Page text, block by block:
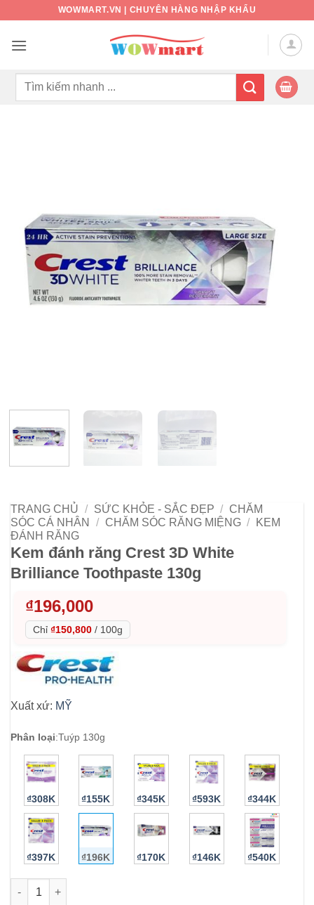
nội
WOWMART.VN | CHUYÊN HÀNG NHẬP KHẨU
Tìm
TRANG CHỦ / SỨC KHỎE - SẮC ĐẸP / CHĂM
SÓC CÁ NHÂN
/ CHĂM SÓC RĂNG MIỆNG /
KEM
ĐÁNH RĂNG
Kem đánh răng Crest 3D White
Brilliance Toothpaste 130g
₫196,000
Chỉ ₫150,800 / 100g
Xuất xứ: MỸ
Phân loại:Tuýp 130g
₫308K ₫155K ₫345K ₫593K ₫344K
₫397K ₫196K ₫170K ₫146K ₫540K
Kem đánh răng Crest 3D White Brilliance Toothpaste 130g số